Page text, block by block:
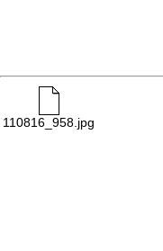
110816_958.jpg